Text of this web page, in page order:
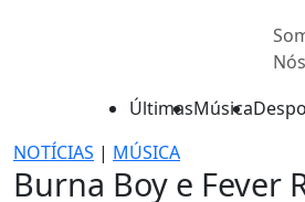
Nós
ÚltimasMúsica
NOTÍCIAS | MÚSICA
Burna Boy e Fever